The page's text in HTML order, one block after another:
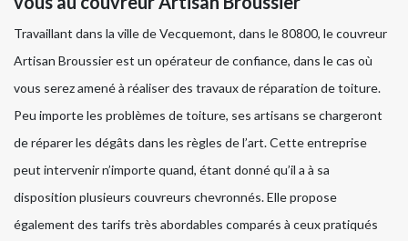
Travaillant dans la ville de Vecquemont, dans le 80800, le couvreur
Artisan Broussier est un opérateur de confiance, dans le cas où
vous serez amené à réaliser des travaux de réparation de toiture.
Peu importe les problèmes de toiture, ses artisans se chargeront
de réparer les dégâts dans les règles de l’art. Cette entreprise
peut intervenir n’importe quand, étant donné qu’il a à sa
disposition plusieurs couvreurs chevronnés. Elle propose
également des tarifs très abordables comparés à ceux pratiqués